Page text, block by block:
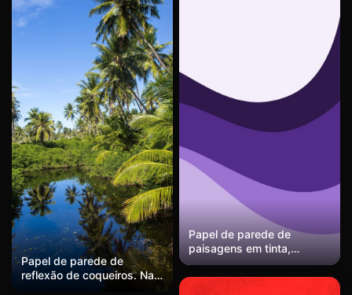
Papel de parede de
reflexão de coqueiros. Na
Papel de parede de
paisagens em tinta,
estética de paisagens em
preto e branco, atmosfera